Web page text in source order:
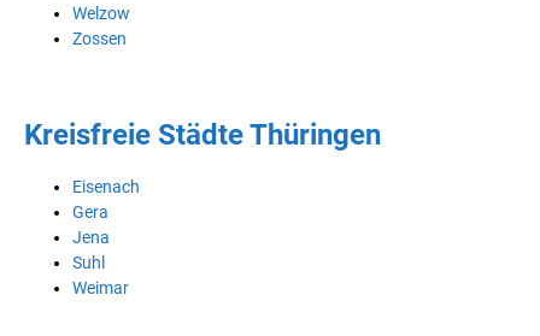
Welzow
Zossen
Kreisfreie Städte Thüringen
Eisenach
Gera
Jena
Suhl
Weimar